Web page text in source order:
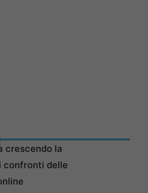
crescendo la
confronti delle